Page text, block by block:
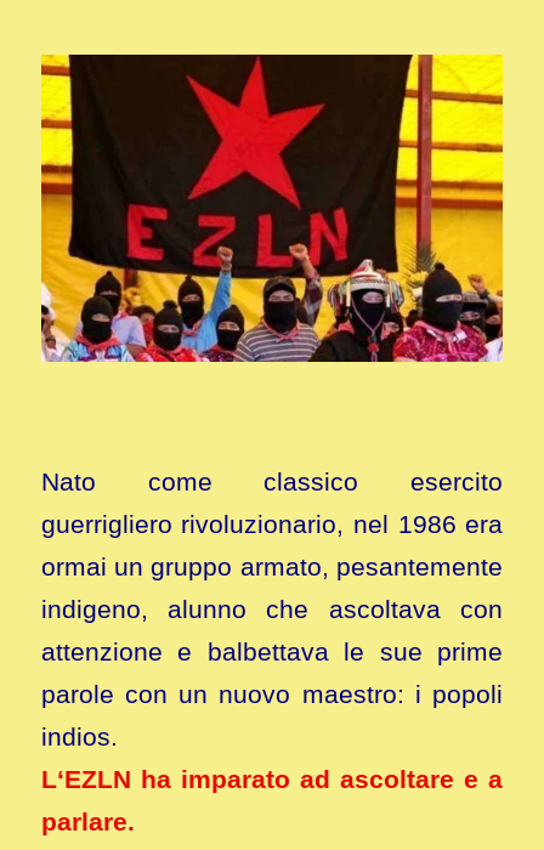
Nato come classico esercito
guerrigliero rivoluzionario, nel 1986 era
ormai un gruppo armato, pesantemente
indigeno, alunno che ascoltava con
attenzione e balbettava le sue prime
parole con un nuovo maestro: i popoli
indios.
L‘EZLN ha imparato ad ascoltare e a
parlare.